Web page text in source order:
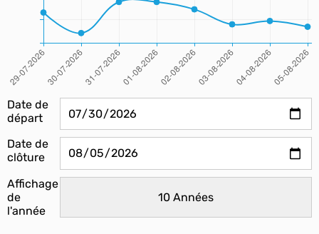
Date de
départ
Date de
clôture
Affichage
de
l'année